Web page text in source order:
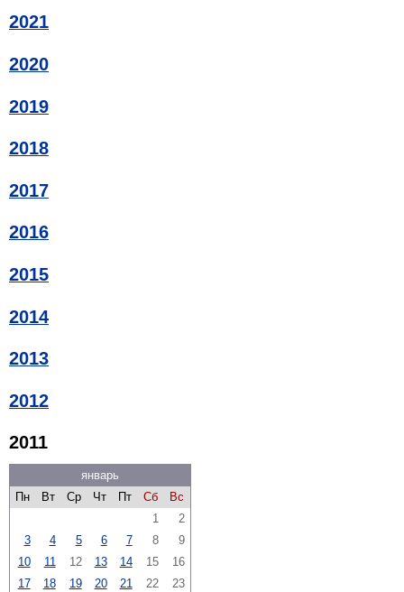
2021
2020
2019
2018
2017
2016
2015
2014
2013
2012
2011
январь
Пн
Вт Ср Чт Пт Сб
Вс
1
2
3
4 5 6 7 8
9
10
11 12 13 14 15
16
17
18 19 20 21 22
23